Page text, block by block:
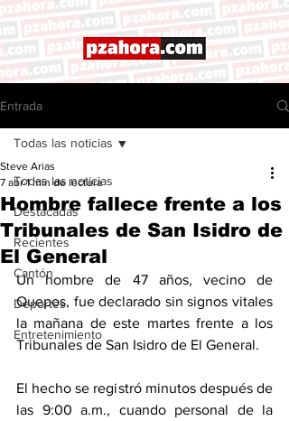
Entrada
Todas las noticias
Destacadas
Recientes
Cantón
Deportes
Entretenimiento
Todas las noticias
Hombre fallece frente a los
Tribunales de San Isidro de
El General
Steve Arias
7 abr 1 min de lectura
Un hombre de 47 años, vecino de
Quepos, fue declarado sin signos vitales
la mañana de este martes frente a los
Tribunales de San Isidro de El General.
El hecho se registró minutos después de
las 9:00 a.m., cuando personal de la